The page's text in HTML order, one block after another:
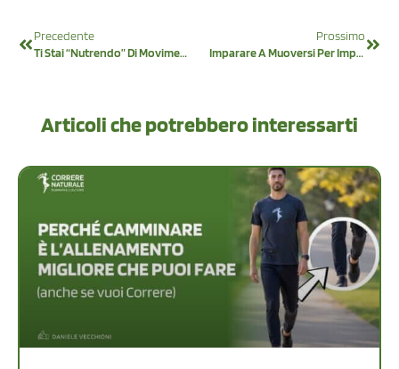
Precedente
Ti Stai “nutrendo” Di Movimento O Stai Solo “mangiando”?
Prossimo
Imparare A Muoversi Per Imparare A Correre
Articoli che potrebbero interessarti